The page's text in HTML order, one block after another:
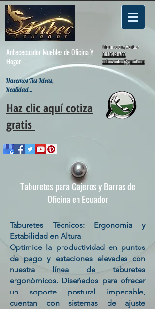
Anbececuador Muebles de Oficina Y
Hogar
Hacemos Tus Ideas,
Realidad...
Haz clic aquí cotiza
gratis
Información y Ventas:
0986420760
anbecventas@gmail.com
Taburetes para Cajeros y Barras de
Oficina en Ecuador
Taburetes Técnicos: Ergonomía y
Estabilidad en Altura
Optimice la productividad en puntos
de pago y estaciones elevadas con
nuestra línea de taburetes
ergonómicos. Diseñados para ofrecer
un soporte postural impecable,
cuentan con sistemas de ajuste